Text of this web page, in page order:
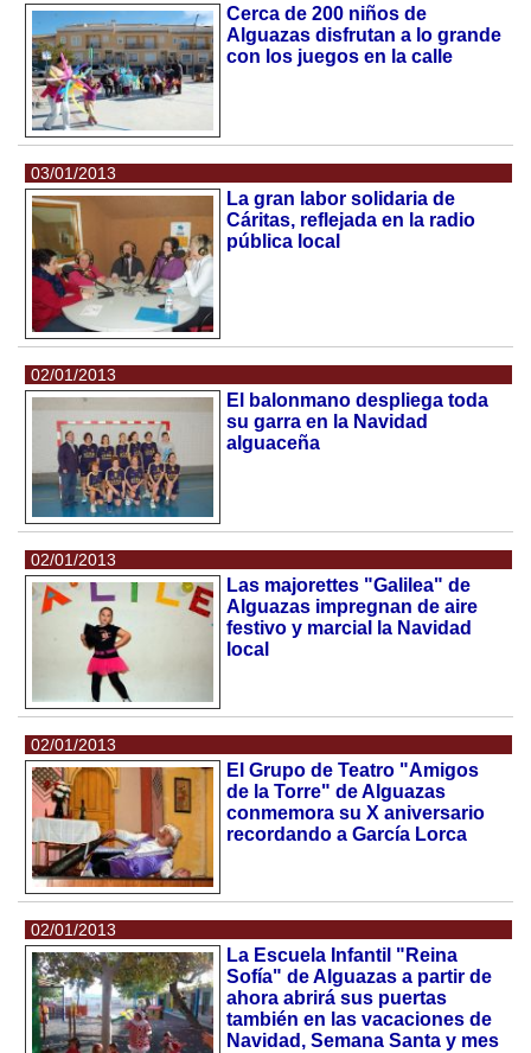
Cerca de 200 niños de
Alguazas disfrutan a lo grande
con los juegos en la calle
03/01/2013
La gran labor solidaria de
Cáritas, reflejada en la radio
pública local
02/01/2013
El balonmano despliega toda
su garra en la Navidad
alguaceña
02/01/2013
Las majorettes "Galilea" de
Alguazas impregnan de aire
festivo y marcial la Navidad
local
02/01/2013
El Grupo de Teatro "Amigos
de la Torre" de Alguazas
conmemora su X aniversario
recordando a García Lorca
02/01/2013
La Escuela Infantil "Reina
Sofía" de Alguazas a partir de
ahora abrirá sus puertas
también en las vacaciones de
Navidad, Semana Santa y mes